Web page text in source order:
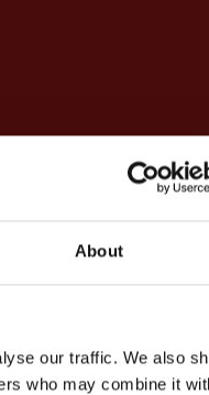
About
our traffic. We also
who may combine it